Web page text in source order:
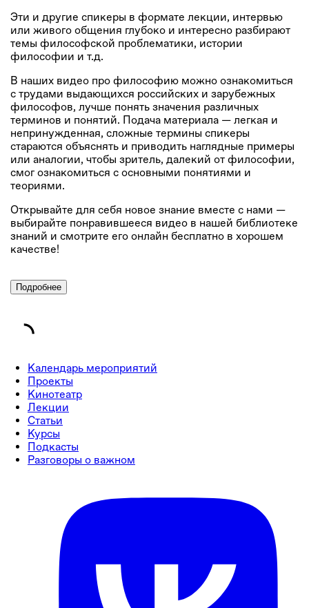
Эти и другие спикеры в формате лекции, интервью
или живого общения глубоко и интересно разбирают
темы философской проблематики, истории
философии и т.д.
В наших видео про философию можно ознакомиться
с трудами выдающихся российских и зарубежных
философов, лучше понять значения различных
терминов и понятий. Подача материала — легкая и
непринужденная, сложные термины спикеры
стараются объяснять и приводить наглядные примеры
или аналогии, чтобы зритель, далекий от философии,
смог ознакомиться с основными понятиями и
теориями.
Открывайте для себя новое знание вместе с нами ―
выбирайте понравившееся видео в нашей библиотеке
знаний и смотрите его онлайн бесплатно в хорошем
качестве!
Подробнее
Календарь мероприятий
Проекты
Кинотеатр
Лекции
Статьи
Курсы
Подкасты
Разговоры о важном